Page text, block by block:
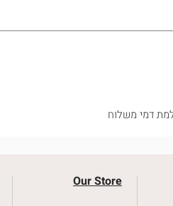
דמי משלוח
Our Store